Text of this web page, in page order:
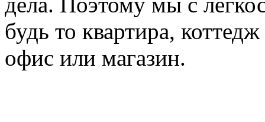
будь то квартира,
офис или магазин.